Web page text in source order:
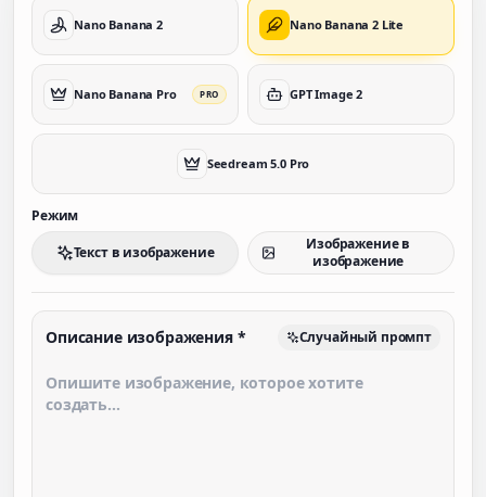
Nano Banana 2 Nano Banana 2 Lite
Nano Banana Pro PRO GPT Image 2
Seedream 5.0 Pro
Режим
Текст в изображение
Изображение в
изображение
Описание изображения * Случайный промпт